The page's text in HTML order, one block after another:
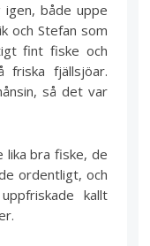
igen, både uppe
och Stefan som
fint fiske och
friska fjällsjöar.
så det var
lika bra fiske, de
ordentligt, och
kallt